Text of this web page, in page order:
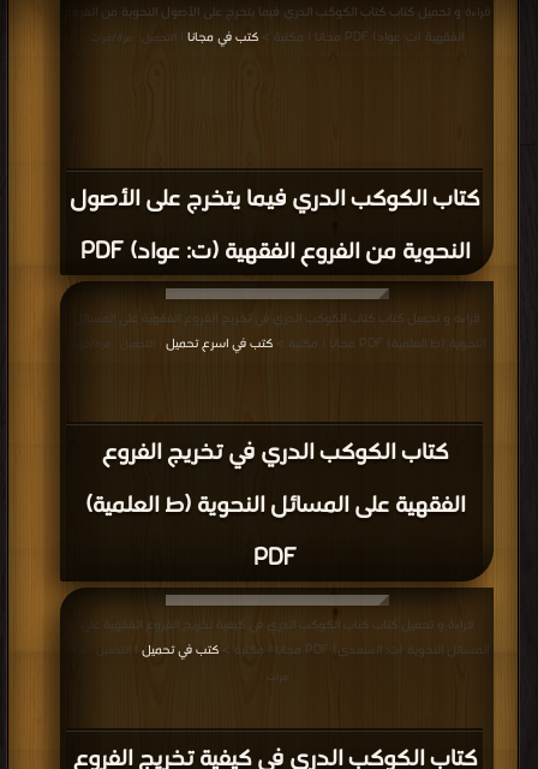
كتاب الكوكب الدري فيما يتخرج على الأصول
النحوية من الفروع الفقهية (ت: عواد) PDF
قراءة و تحميل كتاب كتاب الكوكب الدري فيما يتخرج على الأصول النحوية من الفروع
الفقهية (ت: عواد) PDF مجانا | مكتبة >
كتب في مجانا | التحميل : مرة/مرات
كتاب الكوكب الدري في تخريج الفروع
الفقهية على المسائل النحوية (ط العلمية)
PDF
قراءة و تحميل كتاب كتاب الكوكب الدري في تخريج الفروع الفقهية على المسائل
النحوية (ط العلمية) PDF مجانا | مكتبة >
كتب في اسرع تحميل | التحميل : مرة/مرات
كتاب الكوكب الدري في كيفية تخريج الفروع
قراءة و تحميل كتاب كتاب الكوكب الدري في كيفية تخريج الفروع الفقهية على
المسائل النحوية (ت: السعدي) PDF مجانا | مكتبة >
كتب في تحميل | التحميل : مرة/
مرات